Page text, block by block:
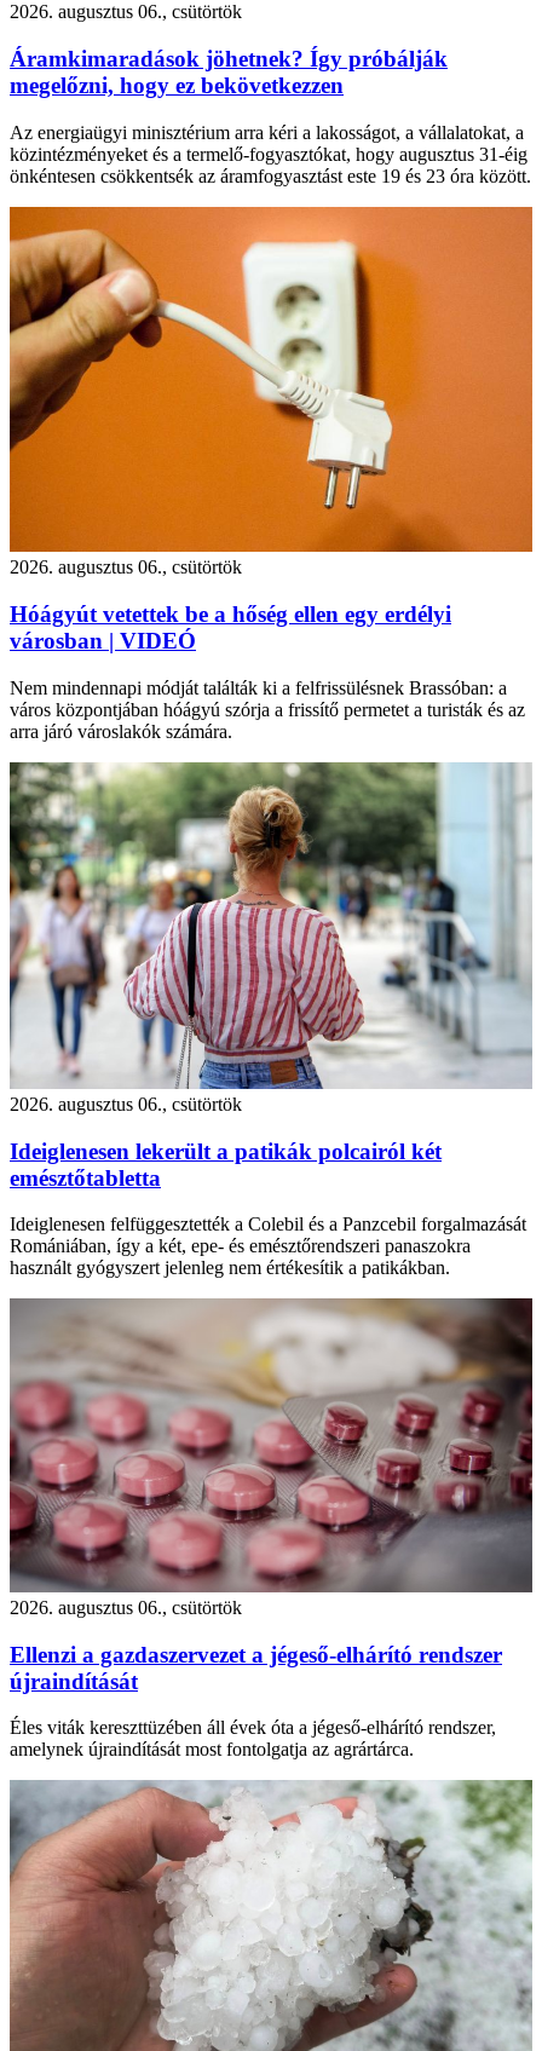
2026. augusztus 06., csütörtök
Áramkimaradások jöhetnek? Így próbálják
megelőzni, hogy ez bekövetkezzen
Az energiaügyi minisztérium arra kéri a lakosságot, a vállalatokat, a
közintézményeket és a termelő-fogyasztókat, hogy augusztus 31-éig
önkéntesen csökkentsék az áramfogyasztást este 19 és 23 óra között.
2026. augusztus 06., csütörtök
Hóágyút vetettek be a hőség ellen egy erdélyi
városban | VIDEÓ
Nem mindennapi módját találták ki a felfrissülésnek Brassóban: a
város központjában hóágyú szórja a frissítő permetet a turisták és az
arra járó városlakók számára.
2026. augusztus 06., csütörtök
Ideiglenesen lekerült a patikák polcairól két
emésztőtabletta
Ideiglenesen felfüggesztették a Colebil és a Panzcebil forgalmazását
Romániában, így a két, epe- és emésztőrendszeri panaszokra
használt gyógyszert jelenleg nem értékesítik a patikákban.
2026. augusztus 06., csütörtök
Ellenzi a gazdaszervezet a jégeső-elhárító rendszer
újraindítását
Éles viták kereszttüzében áll évek óta a jégeső-elhárító rendszer,
amelynek újraindítását most fontolgatja az agrártárca.